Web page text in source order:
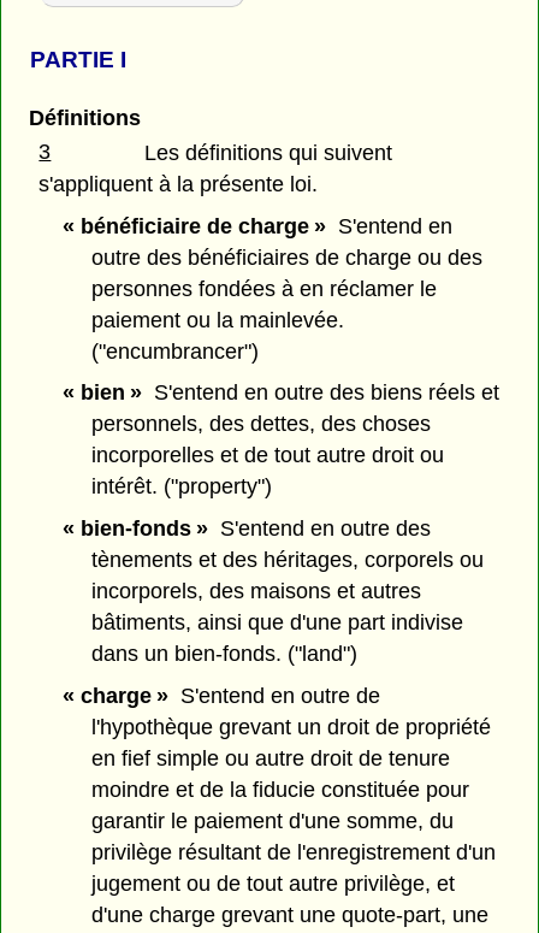
PARTIE I
Définitions
3
Les définitions qui suivent
s'appliquent à la présente loi.
« bénéficiaire de charge »S'entend en
outre des bénéficiaires de charge ou des
personnes fondées à en réclamer le
paiement ou la mainlevée.
("encumbrancer")
« bien »S'entend en outre des biens réels et
personnels, des dettes, des choses
incorporelles et de tout autre droit ou
intérêt. ("property")
« bien-fonds »S'entend en outre des
tènements et des héritages, corporels ou
incorporels, des maisons et autres
bâtiments, ainsi que d'une part indivise
dans un bien-fonds. ("land")
« charge »S'entend en outre de
l'hypothèque grevant un droit de propriété
en fief simple ou autre droit de tenure
moindre et de la fiducie constituée pour
garantir le paiement d'une somme, du
privilège résultant de l'enregistrement d'un
jugement ou de tout autre privilège, et
d'une charge grevant une quote-part, une